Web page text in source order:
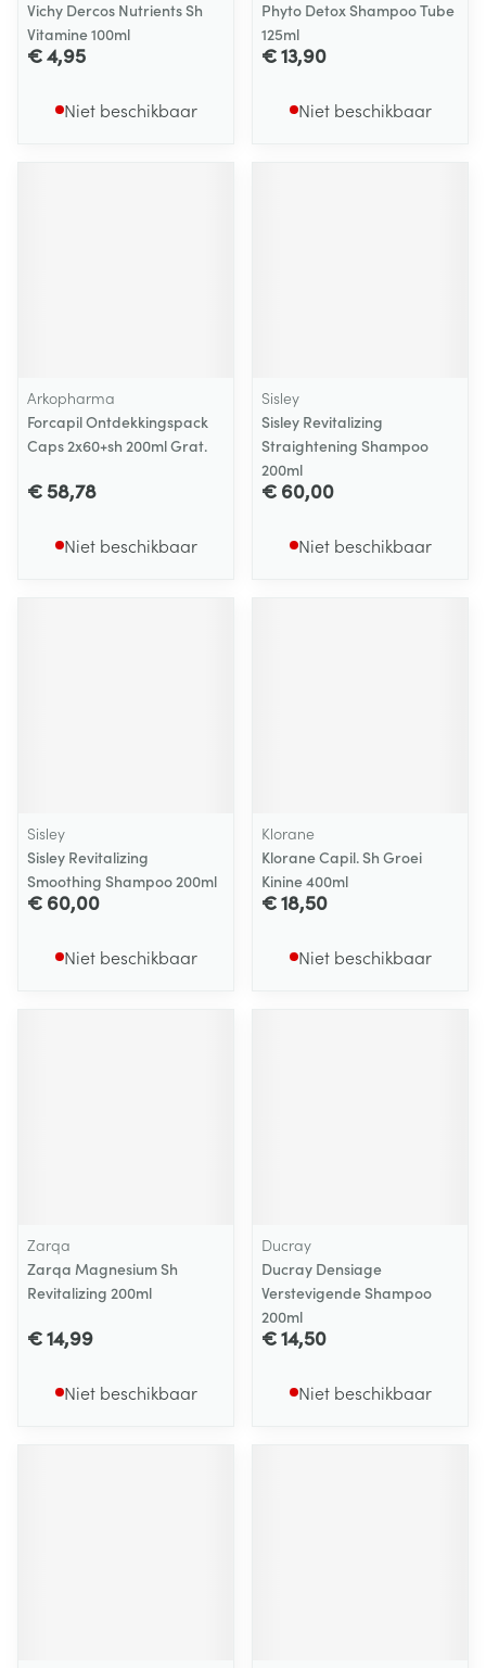
Vichy Dercos Nutrients Sh
Vitamine 100ml
€ 4,95
Niet beschikbaar
Phyto Detox Shampoo Tube
125ml
€ 13,90
Niet beschikbaar
Arkopharma
Forcapil Ontdekkingspack
Caps 2x60+sh 200ml Grat.
€ 58,78
Niet beschikbaar
Sisley
Sisley Revitalizing
Straightening Shampoo
200ml
€ 60,00
Niet beschikbaar
Sisley
Sisley Revitalizing
Smoothing Shampoo 200ml
€ 60,00
Niet beschikbaar
Klorane
Klorane Capil. Sh Groei
Kinine 400ml
€ 18,50
Niet beschikbaar
Zarqa
Zarqa Magnesium Sh
Revitalizing 200ml
€ 14,99
Niet beschikbaar
Ducray
Ducray Densiage
Verstevigende Shampoo
200ml
€ 14,50
Niet beschikbaar